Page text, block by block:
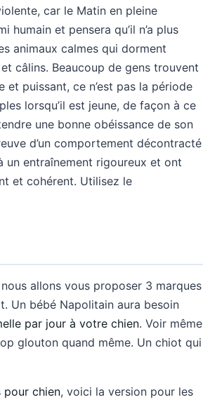
car le Matin en pleine
et pensera qu’il n’a plus
animaux calmes qui dorment
câlins. Beaucoup de gens trouvent
et puissant, ce n’est pas la période
lorsqu’il est jeune, de façon à ce
une bonne obéissance de son
d’un comportement décontracté
un entraînement rigoureux et ont
et cohérent. Utilisez le
allons vous proposer 3 marques
Un bébé Napolitain aura besoin
par jour à votre chien. Voir même
glouton quand même. Un chiot qui
pour chien, voici la version pour les